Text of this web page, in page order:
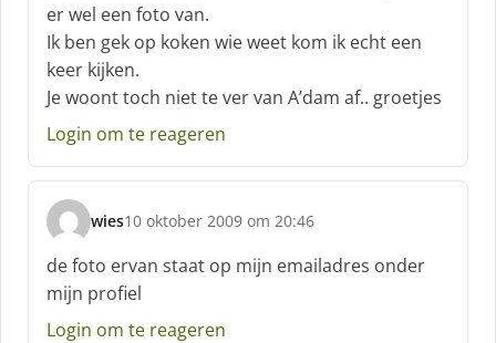
er wel een foto van.
Ik ben gek op koken wie weet kom ik echt een
keer kijken.
Je woont toch niet te ver van A’dam af.. groetjes
Login om te reageren
wies
s
h
r
e
10 oktober 2009 om 20:46
de foto ervan staat op mijn emailadres onder
mijn profiel
Login om te reageren